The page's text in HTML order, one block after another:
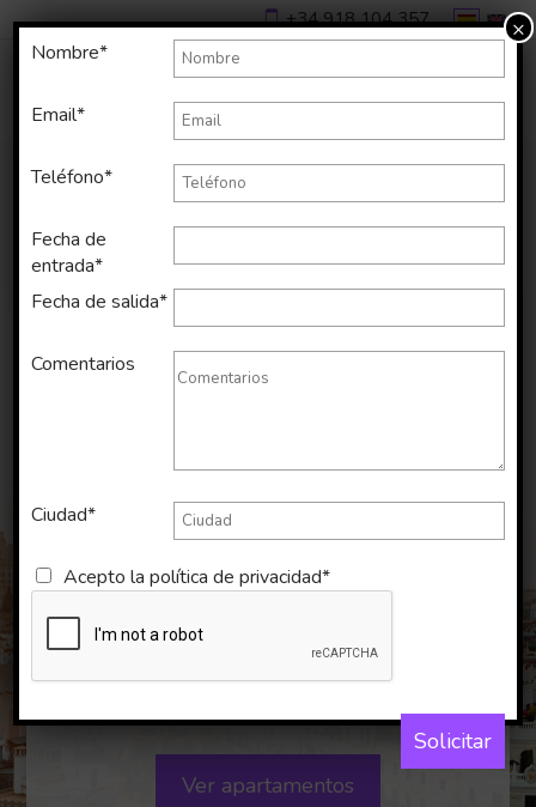
+34 918 104 357
Alquiler de
Apartamentos
para Empresas
en Prosperidad
Ver apartamentos
×
Nombre*
Email*
Teléfono*
Fecha de
entrada*
Fecha de salida*
Comentarios
Ciudad*
Acepto lapolítica de privacidad*
Solicitar